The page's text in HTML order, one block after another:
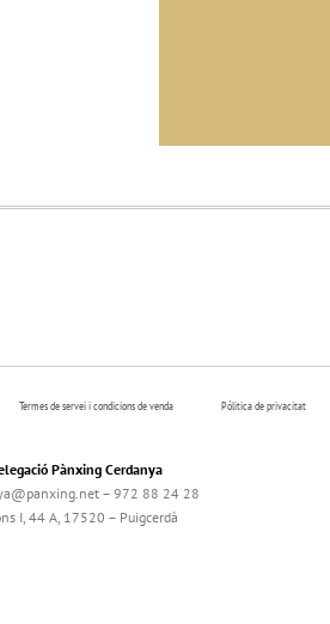
Termes de servei i condicions de venda Pólitica de privacitat
Pànxing Cerdanya
– 972 88 24 28
I, 44 A, 17520 – Puigcerdà